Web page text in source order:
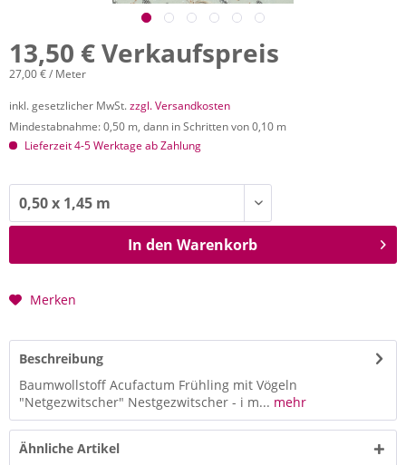
13,50 € Verkaufspreis
27,00 € / Meter
inkl. gesetzlicher MwSt.zzgl. Versandkosten
Mindestabnahme: 0,50 m, dann in Schritten von 0,10 m
Lieferzeit 4-5 Werktage ab Zahlung
In den Warenkorb
Merken
Beschreibung
Baumwollstoff Acufactum Frühling mit Vögeln
"Netgezwitscher" Nestgezwitscher - i m... mehr
Ähnliche Artikel